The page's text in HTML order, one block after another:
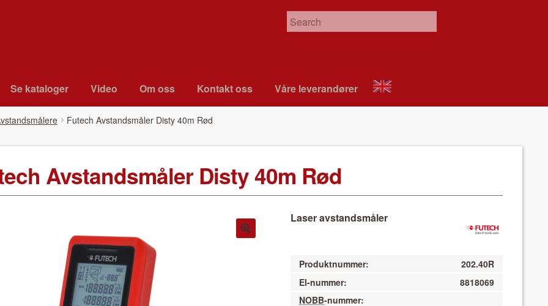
Se kat­a­loger Video Om oss Kon­takt oss Våre leverandør­er
About
VIX
Futech Avs­tandsmåler Dis­ty 40m Rød
Avs­tandsmåler Dis­ty 40m Rød
Laser avstandsmåler
Produktnummer:
202.40R
El-nummer:
8818069
NOBB-nummer: